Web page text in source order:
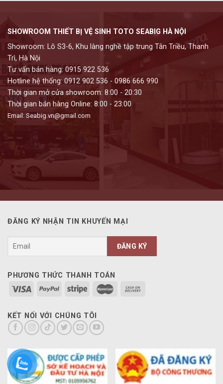
SHOWROOM THIẾT BỊ VỆ SINH TOTO SEABIG HÀ NỘI
Showroom: Lô S3-6, Khu làng nghề tập trung Tân Triều, Thanh
Trì, Hà Nội
Tư vấn bán hàng: 0915 922 536
Hotline hệ thống: 0912 902 536 - 0986 666 990
Thời gian mở cửa showroom: 8:00 - 20:30
Thời gian bán hàng Online: 8:00 - 23:00
Email: Seabig.vn@gmail.com
ĐĂNG KÝ NHẬN TIN KHUYẾN MẠI
PHƯƠNG THỨC THANH TOÁN
KẾT NỐI VỚI CHÚNG TÔI